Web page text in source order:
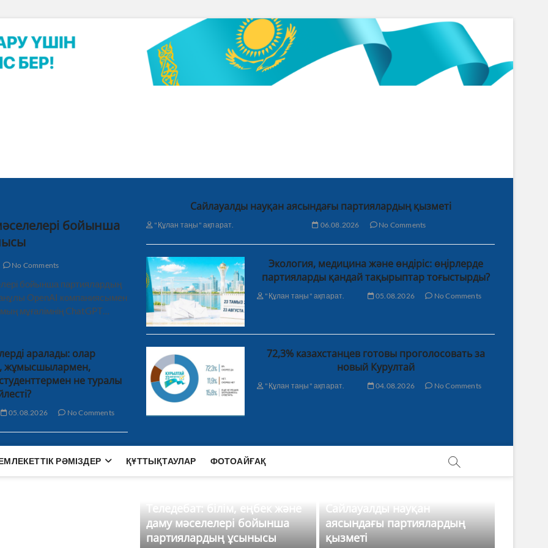
бойынша
No Comments
бойынша партиялардың
OpenAI компаниясымен
мұғалімнің ChatGPT…
Сайлауалды науқан аясындағы партиялардың қызметі
"Құлан таңы" ақпарат. 06.08.2026 No Comments
Экология, медицина және өндіріс: өңірлерде
партияларды қандай тақырыптар тоғыстырды?
"Құлан таңы" ақпарат. 05.08.2026 No Comments
аралады: олар
жұмысшылармен,
не туралы
05.08.2026 No Comments
72,3% казахстанцев готовы проголосовать за
новый Курултай
"Құлан таңы" ақпарат. 04.08.2026 No Comments
РӘМІЗДЕР ҚҰТТЫҚТАУЛАР ФОТОАЙҒАҚ
Теледебат: білім, еңбек және
даму мәселелері бойынша
партиялардың ұсынысы
Сайлауалды науқан
аясындағы партиялардың
қызметі